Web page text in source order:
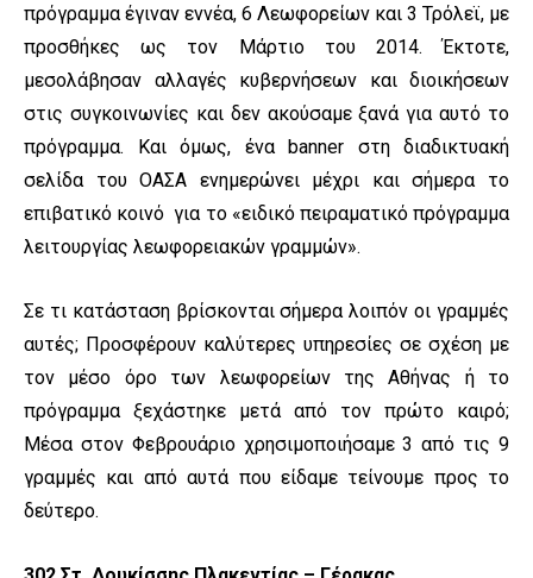
πρόγραμμα έγιναν εννέα, 6 Λεωφορείων και 3 Τρόλεϊ, με
προσθήκες ως τον Μάρτιο του 2014. Έκτοτε,
μεσολάβησαν αλλαγές κυβερνήσεων και διοικήσεων
στις συγκοινωνίες και δεν ακούσαμε ξανά για αυτό το
πρόγραμμα. Και όμως, ένα banner στη διαδικτυακή
σελίδα του ΟΑΣΑ ενημερώνει μέχρι και σήμερα το
επιβατικό κοινό για το «ειδικό πειραματικό πρόγραμμα
λειτουργίας λεωφορειακών γραμμών».
Σε τι κατάσταση βρίσκονται σήμερα λοιπόν οι γραμμές
αυτές; Προσφέρουν καλύτερες υπηρεσίες σε σχέση με
τον μέσο όρο των λεωφορείων της Αθήνας ή το
πρόγραμμα ξεχάστηκε μετά από τον πρώτο καιρό;
Μέσα στον Φεβρουάριο χρησιμοποιήσαμε 3 από τις 9
γραμμές και από αυτά που είδαμε τείνουμε προς το
δεύτερο.